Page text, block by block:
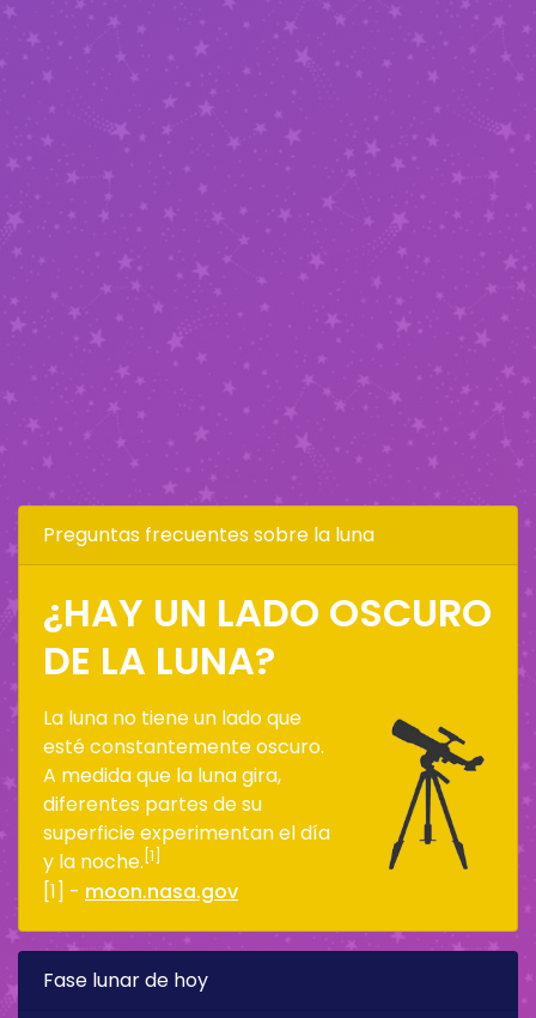
Preguntas frecuentes sobre la luna
¿HAY UN LADO OSCURO
DE LA LUNA?
La luna no tiene un lado que
esté constantemente oscuro.
A medida que la luna gira,
diferentes partes de su
superficie experimentan el día
y la noche. [1]
[1] - moon.nasa.gov
Fase lunar de hoy